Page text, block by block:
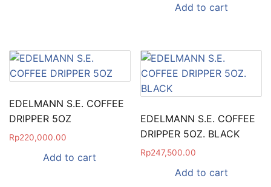
Add to cart
EDELMANN S.E. COFFEE
DRIPPER 5OZ
Rp220,000.00
Add to cart
EDELMANN S.E. COFFEE
DRIPPER 5OZ. BLACK
Rp247,500.00
Add to cart